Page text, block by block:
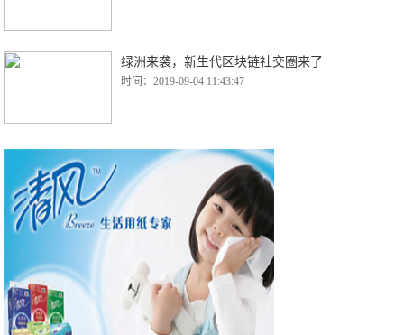
绿洲来袭，新生代区块链社交圈来了
时间：2019-09-04 11:43:47